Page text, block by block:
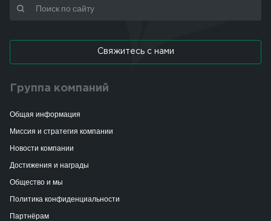
Свяжитесь с нами
Группа компаний
Общая информация
Миссия и стратегия компании
Новости компании
Достижения и награды
Общество и мы
Политика конфиденциальности
Партнёрам